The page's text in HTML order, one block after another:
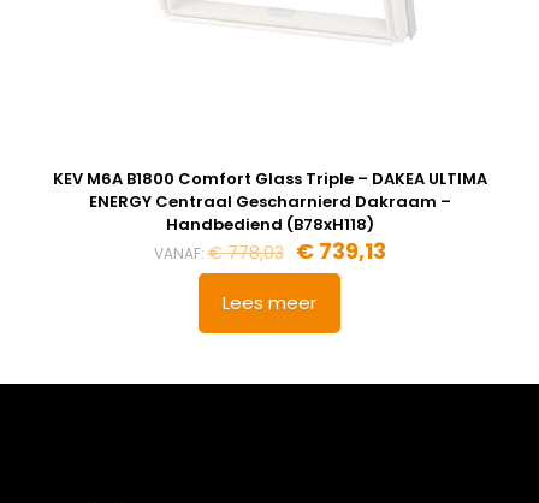
KEV M6A B1800 Comfort Glass Triple – DAKEA ULTIMA
ENERGY Centraal Gescharnierd Dakraam –
Handbediend (B78xH118)
VANAF:€778,03 €739,13
Lees meer